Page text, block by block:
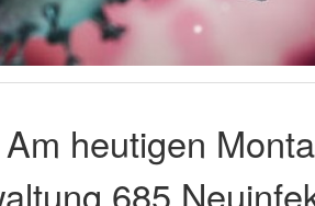
heutigen
685